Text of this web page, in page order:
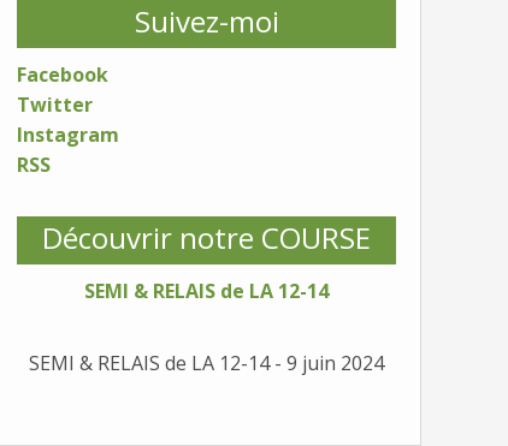
Suivez-moi
Facebook
Twitter
Instagram
RSS
Découvrir notre COURSE
SEMI & RELAIS de LA 12-14
SEMI & RELAIS de LA 12-14 - 9 juin 2024